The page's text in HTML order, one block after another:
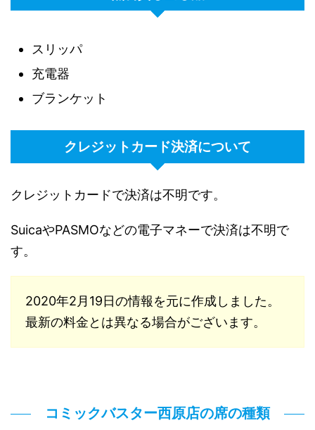
スリッパ
充電器
ブランケット
クレジットカード決済について
クレジットカードで決済は不明です。
SuicaやPASMOなどの電子マネーで決済は不明で
す。
2020年2月19日の情報を元に作成しました。
最新の料金とは異なる場合がございます。
コミックバスター西原店の席の種類